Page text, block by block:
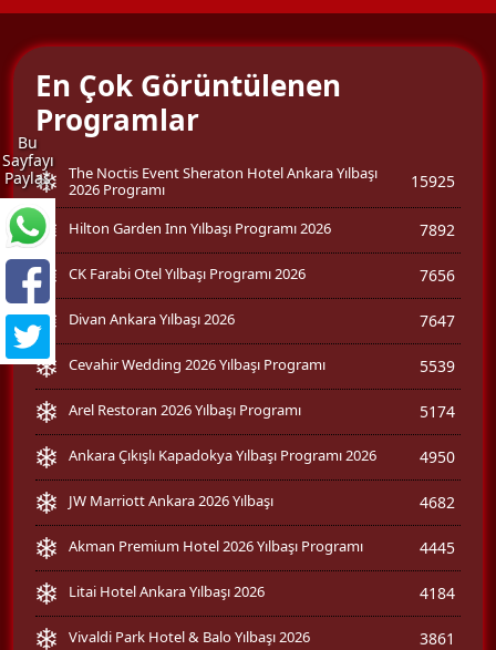
Bu
Sayfayı
Paylaş
En Çok Görüntülenen
Programlar
The Noctis Event Sheraton Hotel Ankara Yılbaşı
2026 Programı
15925
Hilton Garden Inn Yılbaşı Programı 2026 7892
CK Farabi Otel Yılbaşı Programı 2026 7656
Divan Ankara Yılbaşı 2026 7647
Cevahir Wedding 2026 Yılbaşı Programı 5539
Arel Restoran 2026 Yılbaşı Programı 5174
Ankara Çıkışlı Kapadokya Yılbaşı Programı 2026 4950
JW Marriott Ankara 2026 Yılbaşı 4682
Akman Premium Hotel 2026 Yılbaşı Programı 4445
Litai Hotel Ankara Yılbaşı 2026 4184
Vivaldi Park Hotel & Balo Yılbaşı 2026 3861